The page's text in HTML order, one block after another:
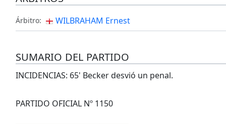
Árbitro: WILBRAHAM Ernest
SUMARIO DEL PARTIDO
INCIDENCIAS: 65' Becker desvió un penal.
PARTIDO OFICIAL Nº 1150